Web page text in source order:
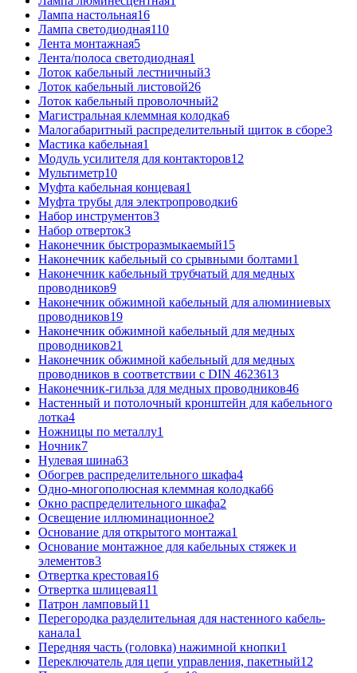
Лампа настольная16
Лампа светодиодная110
Лента монтажная5
Лента/полоса светодиодная1
Лоток кабельный лестничный3
Лоток кабельный листовой26
Лоток кабельный проволочный2
Магистральная клеммная колодка6
Малогабаритный распределительный щиток в сборе3
Мастика кабельная1
Модуль усилителя для контакторов12
Мультиметр10
Муфта кабельная концевая1
Муфта трубы для электропроводки6
Набор инструментов3
Набор отверток3
Наконечник быстроразмыкаемый15
Наконечник кабельный со срывными болтами1
Наконечник кабельный трубчатый для медных
проводников9
Наконечник обжимной кабельный для алюминиевых
проводников19
Наконечник обжимной кабельный для медных
проводников21
Наконечник обжимной кабельный для медных
проводников в соответствии с DIN 4623613
Наконечник-гильза для медных проводников46
Настенный и потолочный кронштейн для кабельного
лотка4
Ножницы по металлу1
Ночник7
Нулевая шина63
Обогрев распределительного шкафа4
Одно-многополюсная клеммная колодка66
Окно распределительного шкафа2
Освещение иллюминационное2
Основание для открытого монтажа1
Основание монтажное для кабельных стяжек и
элементов3
Отвертка крестовая16
Отвертка шлицевая11
Патрон ламповый11
Перегородка разделительная для настенного кабель-
канала1
Передняя часть (головка) нажимной кнопки1
Переключатель для цепи управления, пакетный12